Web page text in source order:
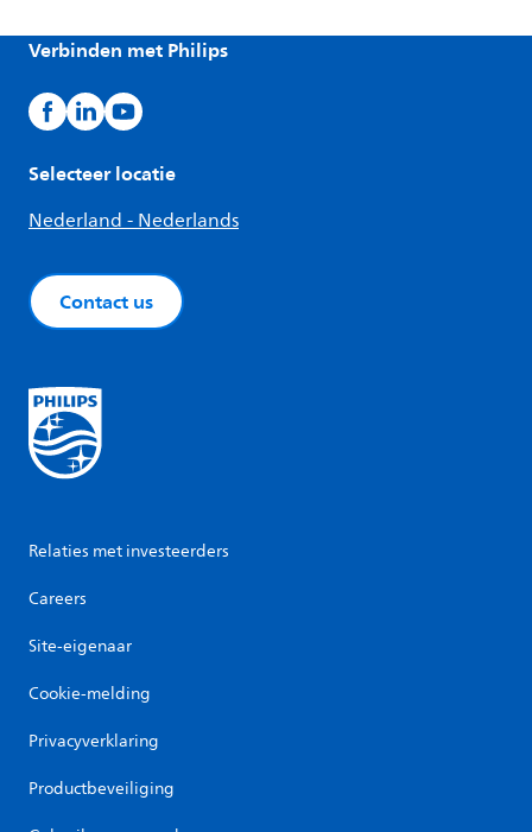
Verbinden met Philips
Selecteer locatie
Nederland - Nederlands
Contact us
Relaties met investeerders
Careers
Site-eigenaar
Cookie-melding
Privacyverklaring
Productbeveiliging